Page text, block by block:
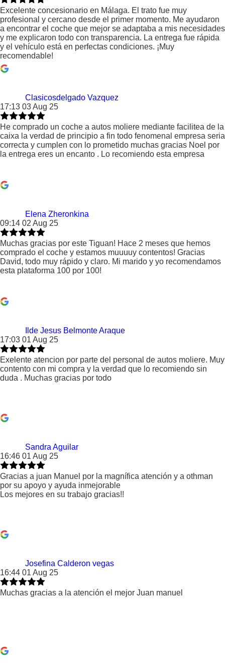
Excelente concesionario en Málaga. El trato fue muy
profesional y cercano desde el primer momento. Me ayudaron
a encontrar el coche que mejor se adaptaba a mis necesidades
y me explicaron todo con transparencia. La entrega fue rápida
y el vehículo está en perfectas condiciones. ¡Muy
recomendable!
Clasicosdelgado Vazquez
17:13 03 Aug 25
He comprado un coche a autos moliere mediante facilitea de la
caixa la verdad de principio a fin todo fenomenal empresa seria
correcta y cumplen con lo prometido muchas gracias Noel por
la entrega eres un encanto . Lo recomiendo esta empresa
Elena Zheronkina
09:14 02 Aug 25
Muchas gracias por este Tiguan! Hace 2 meses que hemos
comprado el coche y estamos muuuuy contentos! Gracias
David, todo muy rápido y claro. Mi marido y yo recomendamos
esta plataforma 100 por 100!
Ilde Jesus Belmonte Araque
17:03 01 Aug 25
Exelente atencion por parte del personal de autos moliere. Muy
contento con mi compra y la verdad que lo recomiendo sin
duda . Muchas gracias por todo
Sandra Aguilar
16:46 01 Aug 25
Gracias a juan Manuel por la magnífica atención y a othman
por su apoyo y ayuda inmejorable
Los mejores en su trabajo gracias!!
Josefina Calderon vegas
16:44 01 Aug 25
Muchas gracias a la atención el mejor Juan manuel